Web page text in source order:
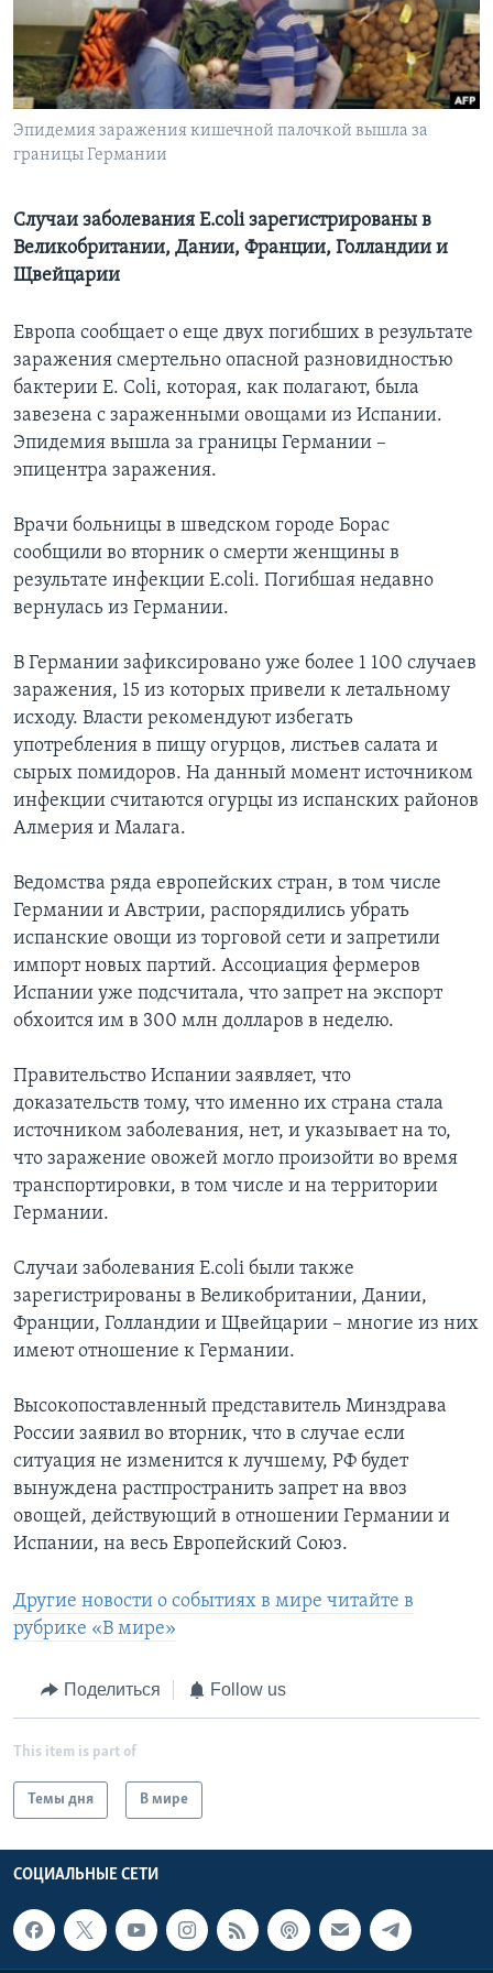
Learning English
СОЦИАЛЬНЫЕ СЕТИ
Эпидемия заражения кишечной палочкой вышла за
границы Германии
Случаи заболевания E.coli зарегистрированы в
Великобритании, Дании, Франции, Голландии и
Щвейцарии
Европа сообщает о еще двух погибших в результате
заражения смертельно опасной разновидностью
бактерии E. Coli, которая, как полагают, была
завезена с зараженными овощами из Испании.
Эпидемия вышла за границы Германии –
эпицентра заражения.
Врачи больницы в шведском городе Борас
сообщили во вторник о смерти женщины в
результате инфекции E.coli. Погибшая недавно
вернулась из Германии.
В Германии зафиксировано уже более 1 100 случаев
заражения, 15 из которых привели к летальному
исходу. Власти рекомендуют избегать
употребления в пищу огурцов, листьев салата и
сырых помидоров. На данный момент источником
инфекции считаются огурцы из испанских районов
Алмерия и Малага.
Ведомства ряда европейских стран, в том числе
Германии и Австрии, распорядились убрать
испанские овощи из торговой сети и запретили
импорт новых партий. Ассоциация фермеров
Испании уже подсчитала, что запрет на экспорт
обхоится им в 300 млн долларов в неделю.
Правительство Испании заявляет, что
доказательств тому, что именно их страна стала
источником заболевания, нет, и указывает на то,
что заражение овожей могло произойти во время
транспортировки, в том числе и на территории
Германии.
Случаи заболевания E.coli были также
зарегистрированы в Великобритании, Дании,
Франции, Голландии и Щвейцарии – многие из них
имеют отношение к Германии.
Высокопоставленный представитель Минздрава
России заявил во вторник, что в случае если
ситуация не изменится к лучшему, РФ будет
вынуждена растпространить запрет на ввоз
овощей, действующий в отношении Германии и
Испании, на весь Европейский Союз.
Другие новости о событиях в мире читайте в
рубрике «В мире»
Поделиться Follow us
This item is part of
Темы дня В мире
СОЦИАЛЬНЫЕ СЕТИ